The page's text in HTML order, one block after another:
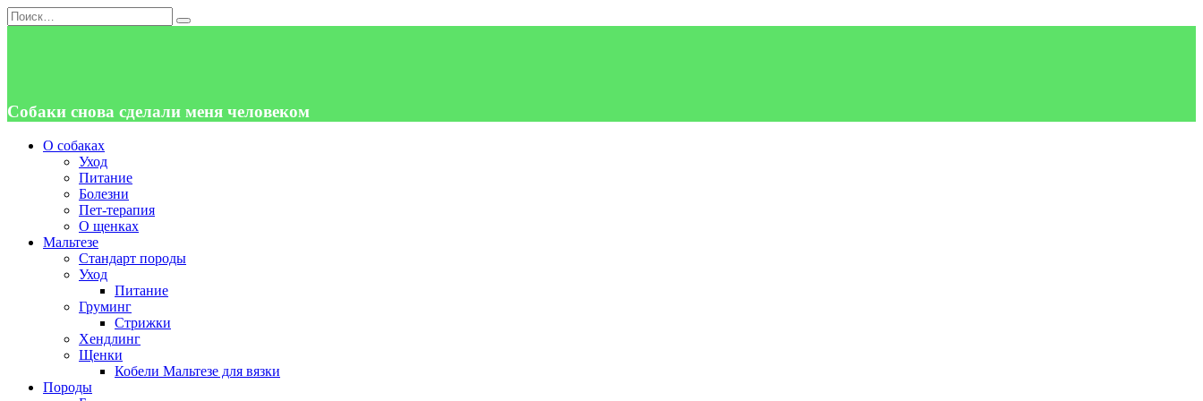
Перейти
к
Search
for:
Собаки снова сделали меня человеком
О собаках
Уход
Питание
Болезни
Пет-терапия
О щенках
Мальтезе
Стандарт породы
Уход
Питание
Груминг
Стрижки
Хендлинг
Щенки
Кобели Мальтезе для вязки
Породы